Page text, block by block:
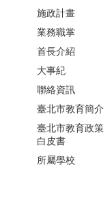
施政計畫
業務職掌
首長介紹
大事紀
聯絡資訊
臺北市教育簡介
臺北市教育政策
白皮書
所屬學校